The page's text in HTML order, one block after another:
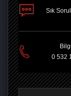
Sık
0 532